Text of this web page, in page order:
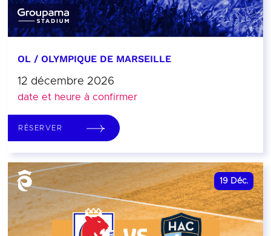
OL / OLYMPIQUE DE MARSEILLE
12 décembre 2026
date et heure à confirmer
RÉSERVER
19 Déc.